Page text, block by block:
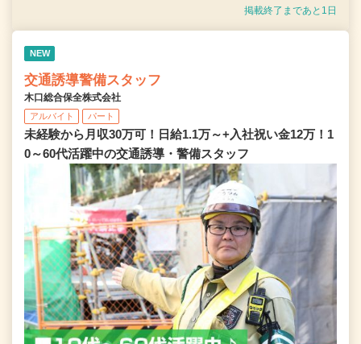
掲載終了まであと1日
NEW
交通誘導警備スタッフ
木口総合保全株式会社
アルバイト パート
未経験から月収30万可！日給1.1万～+入社祝い金12万！1
0～60代活躍中の交通誘導・警備スタッフ